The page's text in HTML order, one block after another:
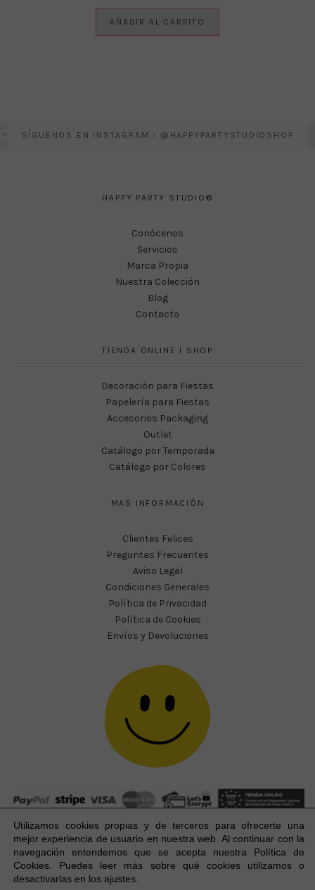
AÑADIR AL CARRITO
SÍGUENOS EN INSTAGRAM › @HAPPYPARTYSTUDIOSHOP
HAPPY PARTY STUDIO®
Conócenos
Servicios
Marca Propia
Nuestra Colección
Blog
Contacto
TIENDA ONLINE I SHOP
Decoración para Fiestas
Papelería para Fiestas
Accesorios Packaging
Outlet
Catálogo por Temporada
Catálogo por Colores
MAS INFORMACIÓN
Clientes Felices
Preguntas Frecuentes
Aviso Legal
Condiciones Generales
Política de Privacidad
Política de Cookies
Envíos y Devoluciones
Happy Party Studio® 2023-2026 I © Todos los derechos
reservados.
Utilizamos cookies propias y de terceros para ofrecerte una
mejor experiencia de usuario en nuestra web. Al continuar con la
navegación entendemos que se acepta nuestra Política de
Cookies. Puedes leer más sobre qué cookies utilizamos o
desactivarlas en los ajustes.
1